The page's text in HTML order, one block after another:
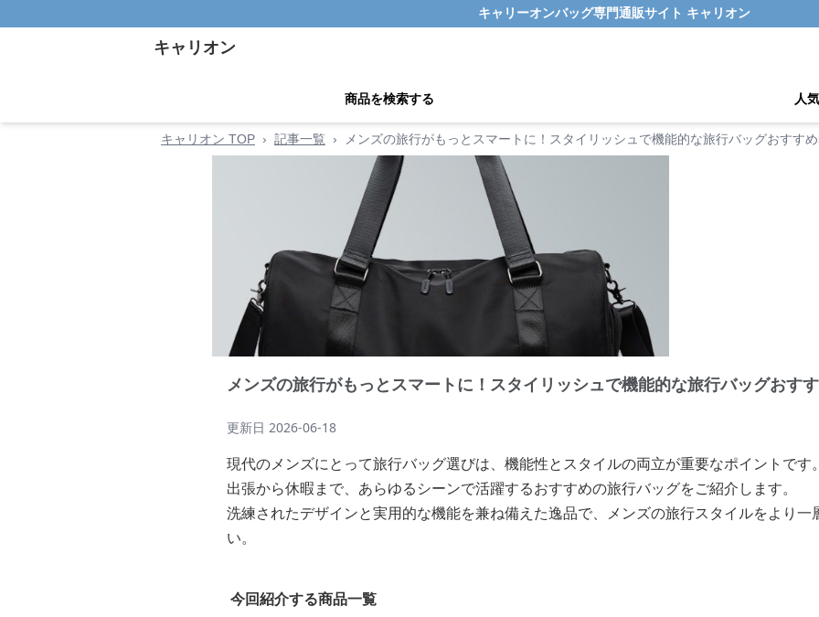
キャリーオンバッグ専門通販サイト キャリオン
キャリオン
商品を検索する 人
キャリオン TOP › 記事一覧 › メンズの旅行がもっとスマートに！スタイリッシュで機能的な旅行バッグおすす
メンズの旅行がもっとスマートに！スタイリッシュで機能的な旅行バッグおす
更新日 2026-06-18
現代のメンズにとって旅行バッグ選びは、機能性とスタイルの両立が重要なポイントです。
出張から休暇まで、あらゆるシーンで活躍するおすすめの旅行バッグをご紹介します。
洗練されたデザインと実用的な機能を兼ね備えた逸品で、メンズの旅行スタイルをより一
い。
今回紹介する商品一覧